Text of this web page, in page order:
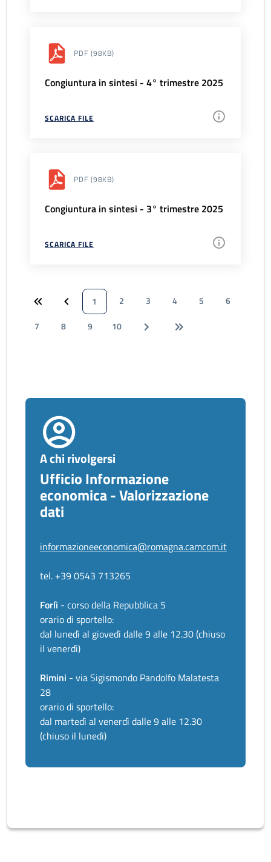
PDF (98KB)
Congiuntura in sintesi - 4° trimestre 2025
SCARICA FILE
PDF (98KB)
Congiuntura in sintesi - 3° trimestre 2025
SCARICA FILE
1 2 3 4 5
6
7
8 9 10
A chi rivolgersi
Ufficio Informazione
economica - Valorizzazione
dati
informazioneeconomica@romagna.camcom.it
tel. +39 0543 713265
Forlì - corso della Repubblica 5
orario di sportello:
dal lunedì al giovedì dalle 9 alle 12.30 (chiuso
il venerdì)
Rimini - via Sigismondo Pandolfo Malatesta
28
orario di sportello:
dal martedì al venerdì dalle 9 alle 12.30
(chiuso il lunedì)